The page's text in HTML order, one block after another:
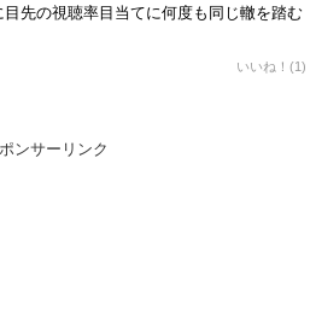
先の視聴率目当てに何度も同じ轍を踏む
いいね！(1)
ンサーリンク